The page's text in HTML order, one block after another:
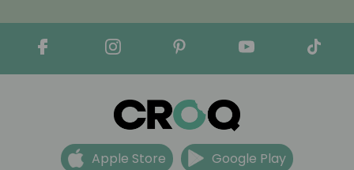
Apple Store Google Play